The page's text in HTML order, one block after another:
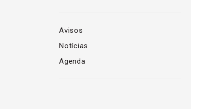
Avisos
Notícias
Agenda